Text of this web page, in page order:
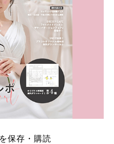
保存・購読